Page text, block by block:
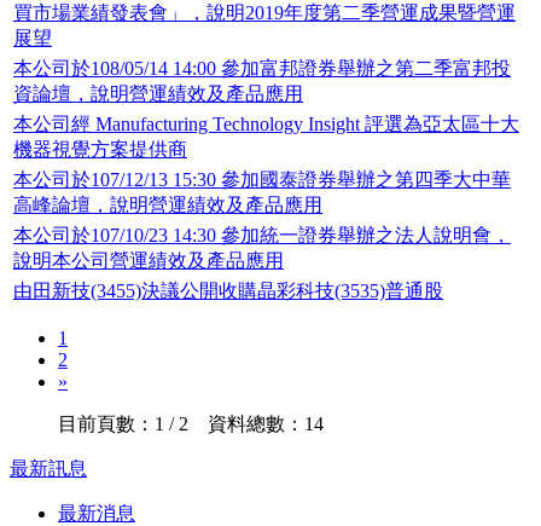
買市場業績發表會」，說明2019年度第二季營運成果暨營運
展望
本公司於108/05/14 14:00 參加富邦證券舉辦之第二季富邦投
資論壇，說明營運績效及產品應用
本公司經 Manufacturing Technology Insight 評選為亞太區十大
機器視覺方案提供商
本公司於107/12/13 15:30 參加國泰證券舉辦之第四季大中華
高峰論壇，說明營運績效及產品應用
本公司於107/10/23 14:30 參加統一證券舉辦之法人說明會，
說明本公司營運績效及產品應用
由田新技(3455)決議公開收購晶彩科技(3535)普通股
1
2
»
目前頁數：1 / 2 資料總數：14
最新訊息
最新消息